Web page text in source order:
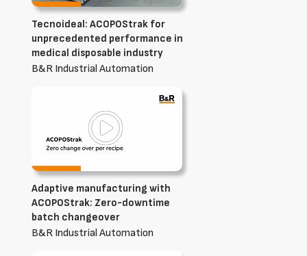
Tecnoideal: ACOPOStrak for
unprecedented performance in
medical disposable industry
B&R Industrial Automation
Adaptive manufacturing with
ACOPOStrak: Zero-downtime
batch changeover
B&R Industrial Automation